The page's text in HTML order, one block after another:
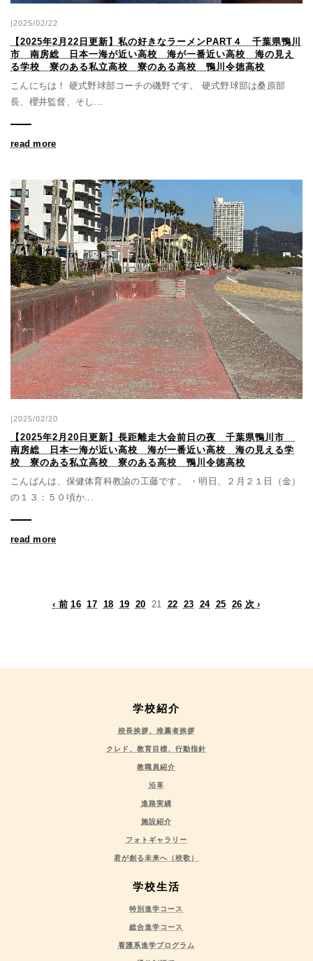
|2025/02/22
【2025年2月22日更新】私の好きなラーメンPART４ 千葉県鴨川
市 南房総 日本一海が近い高校 海が一番近い高校 海の見え
る学校 寮のある私立高校 寮のある高校 鴨川令徳高校
こんにちは！ 硬式野球部コーチの磯野です。 硬式野球部は桑原部
長、櫻井監督、そし...
read more
|2025/02/20
【2025年2月20日更新】長距離走大会前日の夜 千葉県鴨川市
南房総 日本一海が近い高校 海が一番近い高校 海の見える学
校 寮のある私立高校 寮のある高校 鴨川令徳高校
こんばんは、保健体育科教諭の工藤です。 ・明日、２月２１日（金）
の１３：５０頃か...
read more
‹ 前 16 17 18 19 20 21 22 23 24 25 26 次 ›
学校紹介
校長挨拶、推薦者挨拶
クレド、教育目標、行動指針
教職員紹介
沿革
進路実績
施設紹介
フォトギャラリー
君が創る未来へ（校歌）
学校生活
特別進学コース
総合進学コース
看護系進学プログラム